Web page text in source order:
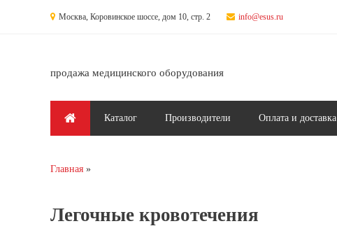
Москва, Коровинское шоссе, дом 10, стр. 2 info@esus.ru
продажа медицинского оборудования
Главное менюКаталог Производители Оплата и доставка
Вы здесь
Главная
Легочные кровотечения